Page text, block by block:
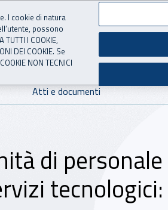
Atti e documenti
di
I cookie di natura
possono
I COOKIE,
DEI COOKIE. Se
NON TECNICI